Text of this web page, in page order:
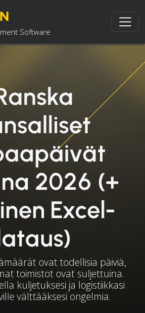
Software
2026 (+
Excel-
ovat todellisia päiviä,
toimistot ovat suljettuina.
kuljetuksesi ja logistiikkasi
välttääksesi ongelmia.